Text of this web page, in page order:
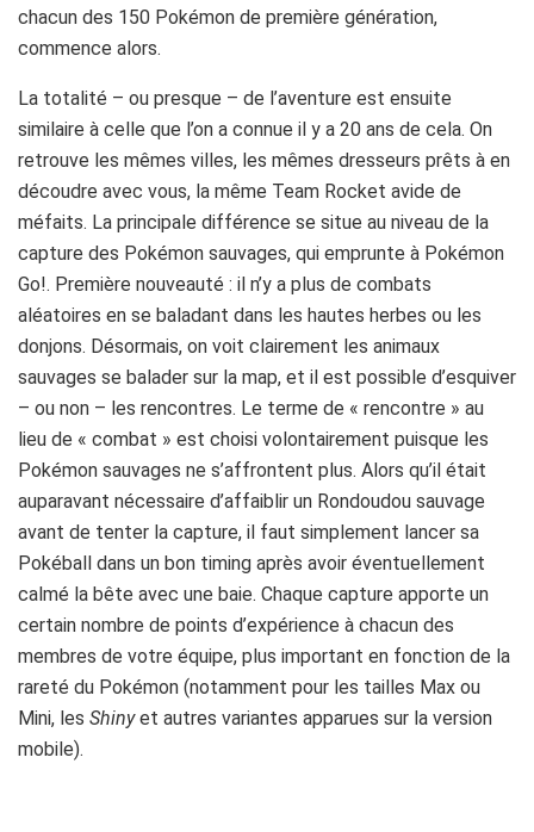
chacun des 150 Pokémon de première génération,
commence alors.
La totalité – ou presque – de l’aventure est ensuite
similaire à celle que l’on a connue il y a 20 ans de cela. On
retrouve les mêmes villes, les mêmes dresseurs prêts à en
découdre avec vous, la même Team Rocket avide de
méfaits. La principale différence se situe au niveau de la
capture des Pokémon sauvages, qui emprunte à Pokémon
Go!. Première nouveauté : il n’y a plus de combats
aléatoires en se baladant dans les hautes herbes ou les
donjons. Désormais, on voit clairement les animaux
sauvages se balader sur la map, et il est possible d’esquiver
– ou non – les rencontres. Le terme de « rencontre » au
lieu de « combat » est choisi volontairement puisque les
Pokémon sauvages ne s’affrontent plus. Alors qu’il était
auparavant nécessaire d’affaiblir un Rondoudou sauvage
avant de tenter la capture, il faut simplement lancer sa
Pokéball dans un bon timing après avoir éventuellement
calmé la bête avec une baie. Chaque capture apporte un
certain nombre de points d’expérience à chacun des
membres de votre équipe, plus important en fonction de la
rareté du Pokémon (notamment pour les tailles Max ou
Mini, les Shinyet autres variantes apparues sur la version
mobile).